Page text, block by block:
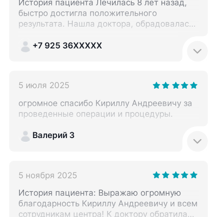
История пациента Лечилась 8 лет назад,
быстро достигла положительного
результата. Нашла доктора, обрадовалась
Коленный сустав лечат многие, но моему
четко, приятно, как раньше! Не
понравилось Жуткие двери в помещениях,
не работал лифт, нет возможности пройти
УЗИ без записи, хотя врачей УЗИ очень
много, необходимо еще раз обращаться.
[...]
+7 925 36XXXXX
5 июля 2025
огромное спасибо Кириллу Андреевичу за
проведенные операции и процедуры.
Валерий З
5 ноября 2025
История пациента: Выражаю огромную
благодарность Кириллу Андреевичу и всем
сотрудникам центра! К доктору обратилась